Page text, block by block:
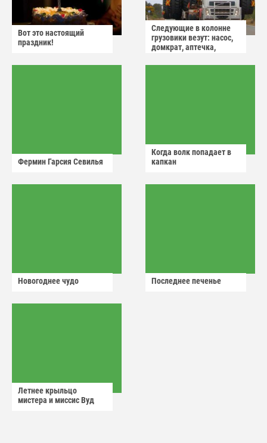
Вот это настоящий
праздник!
Следующие в колонне
грузовики везут: насос,
домкрат, аптечка,
Фермин Гарсия Севилья
Когда волк попадает в
капкан
Новогоднее чудо Последнее печенье
Летнее крыльцо
мистера и миссис Вуд